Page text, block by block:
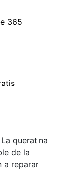
queratina
de la
a reparar